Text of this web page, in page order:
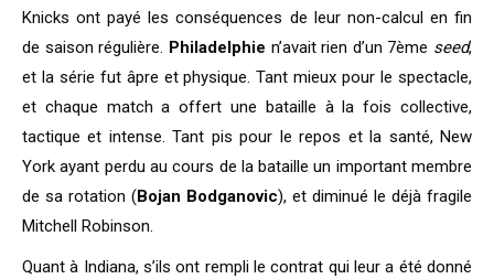
Knicks ont payé les conséquences de leur non-calcul en fin
de saison régulière. Philadelphie n’avait rien d’un 7ème seed,
et la série fut âpre et physique. Tant mieux pour le spectacle,
et chaque match a offert une bataille à la fois collective,
tactique et intense. Tant pis pour le repos et la santé, New
York ayant perdu au cours de la bataille un important membre
de sa rotation (Bojan Bodganovic), et diminué le déjà fragile
Mitchell Robinson.
Quant à Indiana, s’ils ont rempli le contrat qui leur a été donné